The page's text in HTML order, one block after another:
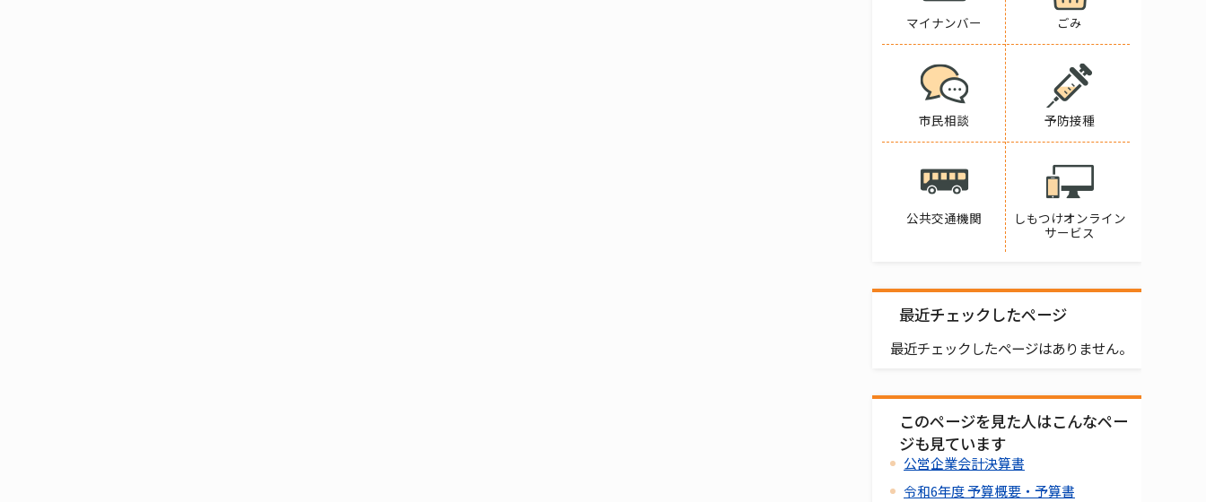
マイナンバー ごみ
市民相談 予防接種
公共交通機関
しもつけオンライン
サービス
最近チェックしたページ
最近チェックしたページはありません。
このページを見た人はこんなペー
ジも見ています
公営企業会計決算書
令和6年度 予算概要・予算書